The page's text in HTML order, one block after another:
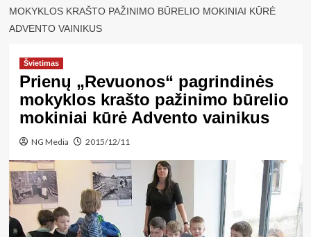
MOKYKLOS KRAŠTO PAŽINIMO BŪRELIO MOKINIAI KŪRĖ
ADVENTO VAINIKUS
Švietimas
Prienų „Revuonos“ pagrindinės
mokyklos krašto pažinimo būrelio
mokiniai kūrė Advento vainikus
NG Media 2015/12/11